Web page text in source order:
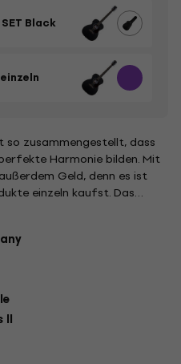
Black
zusammengestellt, dass
Harmonie bilden. Mit
Geld, denn es ist
einzeln kaufst. Das
II